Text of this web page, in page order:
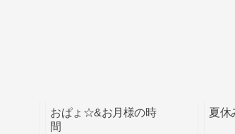
おぱょ☆&お月様の時
間
夏